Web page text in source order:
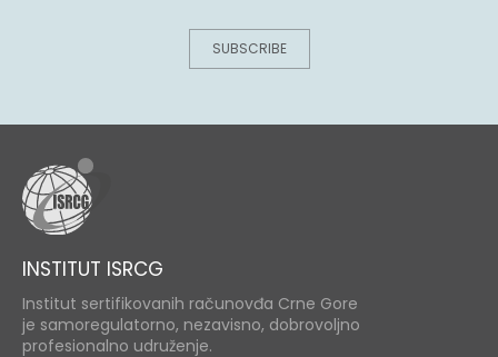
SUBSCRIBE
INSTITUT ISRCG
Institut sertifikovanih računovđa Crne Gore
je samoregulatorno, nezavisno, dobrovoljno
profesionalno udruženje.